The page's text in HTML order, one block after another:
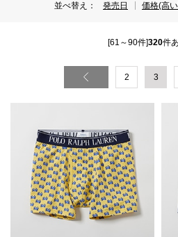
並べ替え： 発売日 価格(高
[61～90件]320件
2 3